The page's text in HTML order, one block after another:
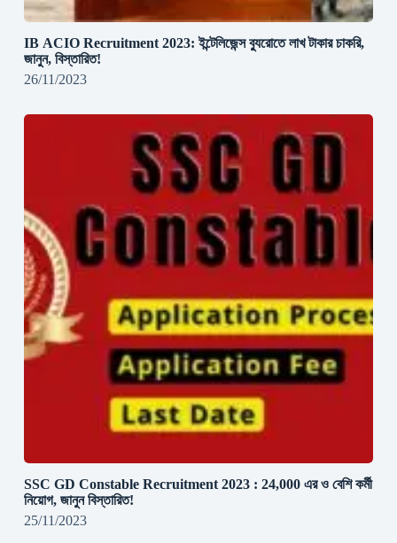
IB ACIO Recruitment 2023: ইন্টেলিজেন্স ব্যুরোতে লাখ টাকার চাকরি,
জানুন, বিস্তারিত!
26/11/2023
SSC GD Constable Recruitment 2023 : 24,000 এর ও বেশি কর্মী
নিয়োগ, জানুন বিস্তারিত!
25/11/2023